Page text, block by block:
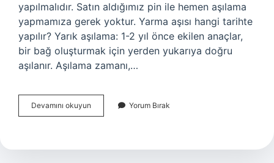
yapılmalıdır. Satın aldığımız pin ile hemen aşılama
yapmamıza gerek yoktur. Yarma aşısı hangi tarihte
yapılır? Yarık aşılama: 1-2 yıl önce ekilen anaçlar,
bir bağ oluşturmak için yerden yukarıya doğru
aşılanır. Aşılama zamanı,…
Devamını okuyun
Kalem
Zaman
Yorum Bırak